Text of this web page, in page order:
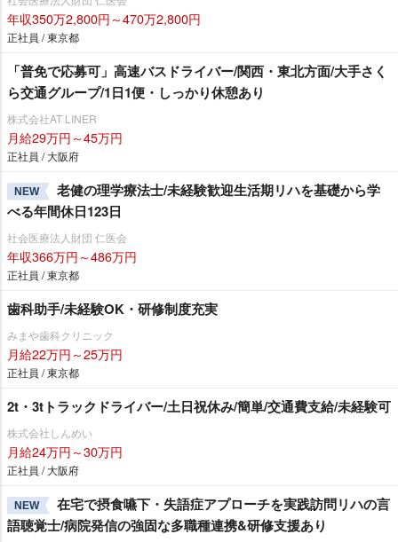
年収350万2,800円～470万2,800円
正社員 / 東京都
「普免で応募可」高速バスドライバー/関西・東北方面/大手さく
ら交通グループ/1日1便・しっかり休憩あり
株式会社AT LINER
月給29万円～45万円
正社員 / 大阪府
NEW
老健の理学療法士/未経験歓迎生活期リハを基礎から学
べる年間休日123日
社会医療法人財団 仁医会
年収366万円～486万円
正社員 / 東京都
歯科助手/未経験OK・研修制度充実
みまや歯科クリニック
月給22万円～25万円
正社員 / 東京都
2t・3tトラックドライバー/土日祝休み/簡単/交通費支給/未経験可
株式会社しんめい
月給24万円～30万円
正社員 / 大阪府
NEW
在宅で摂食嚥下・失語症アプローチを実践訪問リハの言
語聴覚士/病院発信の強固な多職種連携&研修支援あり